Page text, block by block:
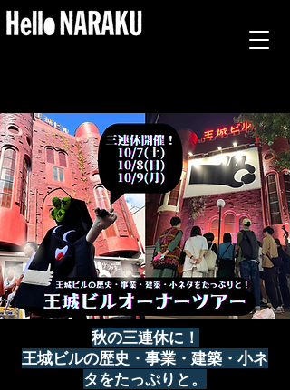
秋の三連休に！
王城ビルの歴史・事業・建築・小ネ
タをたっぷりと。